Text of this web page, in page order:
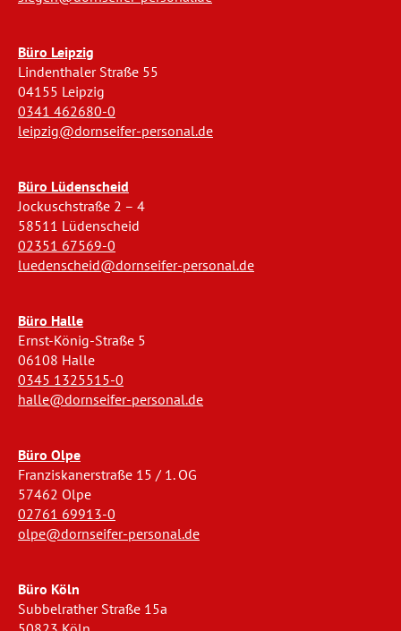
Büro Leipzig
Lindenthaler Straße 55
04155 Leipzig
0341 462680-0
leipzig@dornseifer-personal.de
Büro Lüdenscheid
Jockuschstraße 2 – 4
58511 Lüdenscheid
02351 67569-0
luedenscheid@dornseifer-personal.de
Büro Halle
Ernst-König-Straße 5
06108 Halle
0345 1325515-0
halle@dornseifer-personal.de
Büro Olpe
Franziskanerstraße 15 / 1. OG
57462 Olpe
02761 69913-0
olpe@dornseifer-personal.de
Büro Köln
Subbelrather Straße 15a